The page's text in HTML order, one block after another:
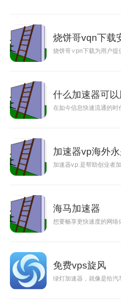
烧饼哥vqn下载
烧饼哥∨pn下载为用户提
什么加速器可
在如今信息快速流通的
加速器vp海外永
加速器v.p.是帮助创业者
海马加速器
想要畅享更快速度的网
免费vps旋风
绿灯加速器，就像是给